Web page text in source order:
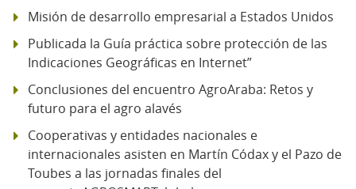
Misión de desarrollo empresarial a Estados Unidos
Publicada la Guía práctica sobre protección de las
Indicaciones Geográficas en Internet”
Conclusiones del encuentro AgroAraba: Retos y
futuro para el agro alavés
Cooperativas y entidades nacionales e
internacionales asisten en Martín Códax y el Pazo de
Toubes a las jornadas finales del